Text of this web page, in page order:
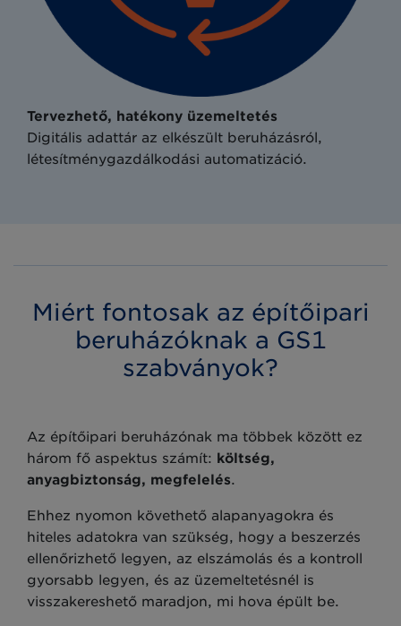
Tervezhető, hatékony üzemeltetés
Digitális adattár az elkészült beruházásról,
létesítménygazdálkodási automatizáció.
Miért fontosak az építőipari
beruházóknak a GS1
szabványok?
Az építőipari beruházónak ma többek között ez
három fő aspektus számít: költség,
anyagbiztonság, megfelelés.
Ehhez nyomon követhető alapanyagokra és
hiteles adatokra van szükség, hogy a beszerzés
ellenőrizhető legyen, az elszámolás és a kontroll
gyorsabb legyen, és az üzemeltetésnél is
visszakereshető maradjon, mi hova épült be.